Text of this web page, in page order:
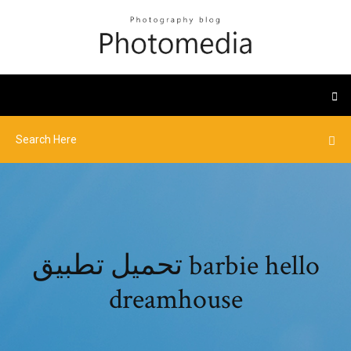
تحميل تطبيق barbie hello
dreamhouse